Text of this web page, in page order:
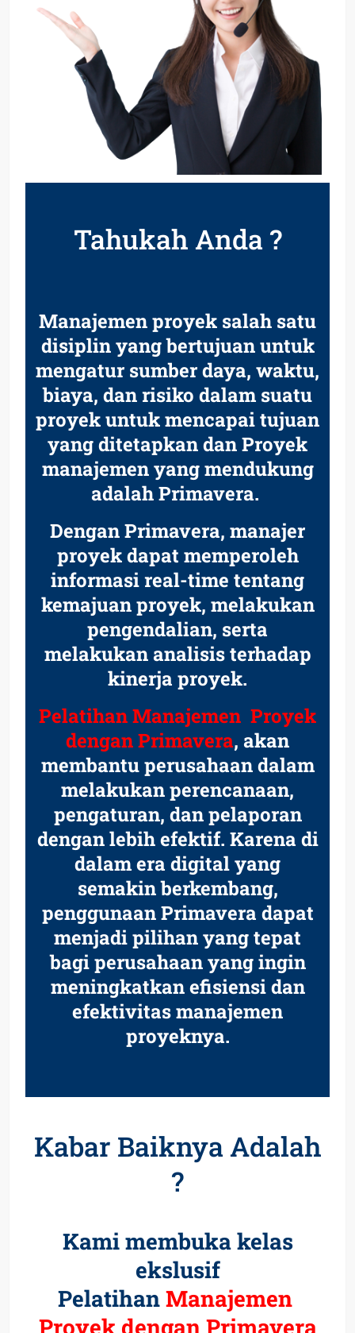
Tahukah Anda ?
Manajemen proyek salah satu
disiplin yang bertujuan untuk
mengatur sumber daya, waktu,
biaya, dan risiko dalam suatu
proyek untuk mencapai tujuan
yang ditetapkan dan Proyek
manajemen yang mendukung
adalah Primavera.
Dengan Primavera, manajer
proyek dapat memperoleh
informasi real-time tentang
kemajuan proyek, melakukan
pengendalian, serta
melakukan analisis terhadap
kinerja proyek.
Pelatihan Manajemen Proyek
dengan Primavera, akan
membantu perusahaan dalam
melakukan perencanaan,
pengaturan, dan pelaporan
dengan lebih efektif. Karena di
dalam era digital yang
semakin berkembang,
penggunaan Primavera dapat
menjadi pilihan yang tepat
bagi perusahaan yang ingin
meningkatkan efisiensi dan
efektivitas manajemen
proyeknya.
Kabar Baiknya Adalah
?
Kami membuka kelas
ekslusif
PelatihanManajemen